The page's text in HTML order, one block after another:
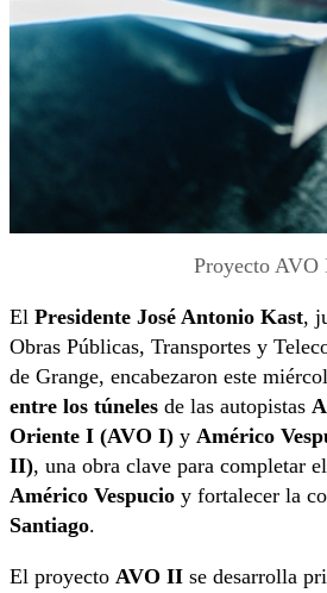
Proyecto AVO
El Presidente José Antonio Kast,
Obras Públicas, Transportes y
de Grange, encabezaron este
entre los túneles de las autopistas
Oriente I (AVO I) y Américo
II), una obra clave para completar el
Américo Vespucio y fortalecer la
Santiago.
El proyecto AVO II se desarrolla